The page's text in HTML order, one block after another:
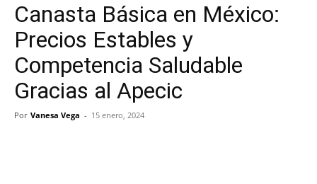
Canasta Básica en México:
Precios Estables y
Competencia Saludable
Gracias al Apecic
Por Vanesa Vega - 15 enero, 2024